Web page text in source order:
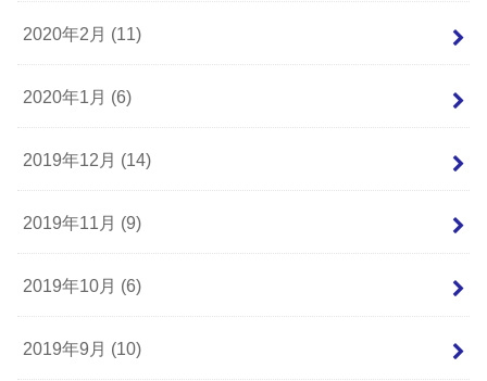
2020年2月 (11)
2020年1月 (6)
2019年12月 (14)
2019年11月 (9)
2019年10月 (6)
2019年9月 (10)